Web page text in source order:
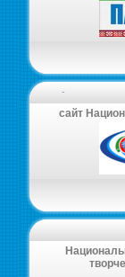
-
сайт